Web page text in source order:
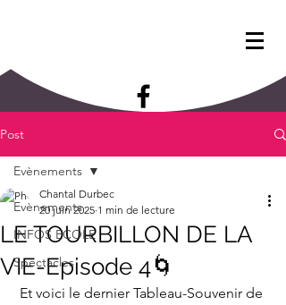
Post
Evènements
INFOS ECOLE
Spectacles
Evènements
LE TOURBILLON DE LA
VIE-Episode 4🌀
Chantal Durbec
20 juin 2025 1 min de lecture
Et voici le dernier Tableau-Souvenir de